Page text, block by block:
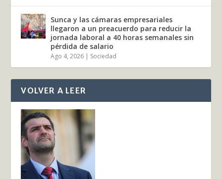
Sunca y las cámaras empresariales
llegaron a un preacuerdo para reducir la
jornada laboral a 40 horas semanales sin
pérdida de salario
Ago 4, 2026 Sociedad
VOLVER A LEER